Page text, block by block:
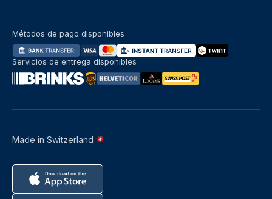
Made in Switzerland
Métodos de pago disponibles
Servicios de entrega disponibles